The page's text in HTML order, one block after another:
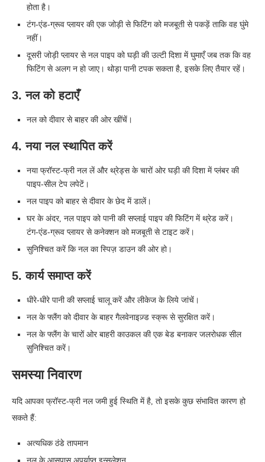
होता है।
टंग‑एंड‑ग्रूव प्लायर की एक जोड़ी से फिटिंग को मजबूती से पकड़ें ताकि वह घुंमे
नहीं।
दूसरी जोड़ी प्लायर से नल पाइप को घड़ी की उल्टी दिशा में घुमाएँ जब तक कि वह
फिटिंग से अलग न हो जाए। थोड़ा पानी टपक सकता है, इसके लिए तैयार रहें।
3. नल को हटाएँ
नल को दीवार से बाहर की ओर खींचें।
4. नया नल स्थापित करें
नया फ्रॉस्ट-फ्री नल लें और थ्रेड्स के चारों ओर घड़ी की दिशा में प्लंबर की
पाइप‑सील टेप लपेटें।
नल पाइप को बाहर से दीवार के छेद में डालें।
घर के अंदर, नल पाइप को पानी की सप्लाई पाइप की फिटिंग में थ्रेड करें।
टंग‑एंड‑ग्रूव प्लायर से कनेक्शन को मजबूती से टाइट करें।
सुनिश्चित करें कि नल का स्पिज़ डाउन की ओर हो।
5. कार्य समाप्त करें
धीरे‑धीरे पानी की सप्लाई चालू करें और लीकेज के लिये जांचें।
नल के फ्लैंग को दीवार के बाहर गैलवेनाइज़्ड स्क्रू से सुरक्षित करें।
नल के फ्लैंग के चारों ओर बाहरी काउकल की एक बेड बनाकर जलरोधक सील
सुनिश्चित करें।
समस्या निवारण
यदि आपका फ्रॉस्ट-फ्री नल जमी हुई स्थिति में है, तो इसके कुछ संभावित कारण हो
सकते हैं:
अत्यधिक ठंडे तापमान